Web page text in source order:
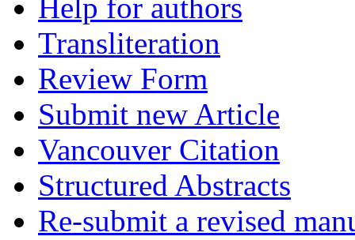
Help for authors
Transliteration
Review Form
Submit new Article
Vancouver Citation
Structured Abstracts
Re-submit a revised